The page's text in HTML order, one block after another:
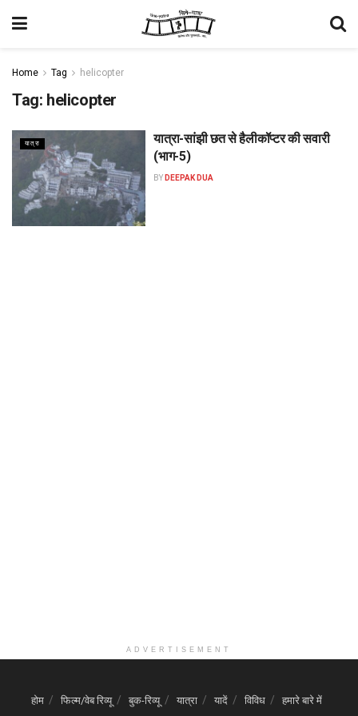
Home Tag helicopter
Tag: helicopter
यात्रा
यात्रा-सांझी छत से हैलीकॉप्टर की सवारी
(भाग-5)
BY DEEPAK DUA
ADVERTISEMENT
होम फिल्म/वेब रिव्यू बुक-रिव्यू यात्रा यादें विविध हमारे बारे में